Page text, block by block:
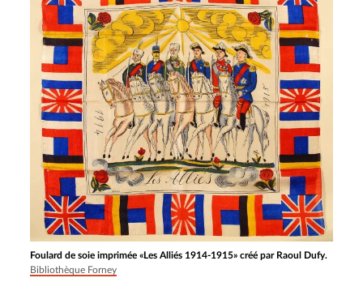
Foulard de soie imprimée «Les Alliés 1914-1915» créé par Raoul Dufy.
Bibliothèque Forney